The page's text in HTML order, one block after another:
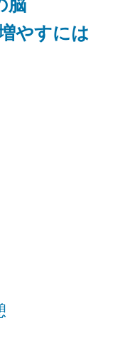
脳
やすには